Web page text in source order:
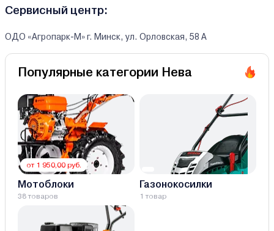
Сервисный центр:
ОДО «Агропарк-М» г. Минск, ул. Орловская, 58 А
Популярные категории Нева
от 1 950,00 руб.
Мотоблоки
38 товаров
Газонокосилки
1 товар